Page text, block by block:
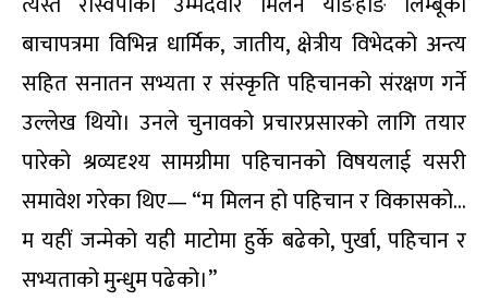
बाचापत्रमा विभिन्न धार्मिक, जातीय, क्षेत्रीय विभेदको अन्त्य
सहित सनातन सभ्यता र संस्कृति पहिचानको संरक्षण गर्ने
उल्लेख थियो। उनले चुनावको प्रचारप्रसारको लागि तयार
पारेको श्रव्यदृश्य सामग्रीमा पहिचानको विषयलाई यसरी
समावेश गरेका थिए— “म मिलन हो पहिचान र विकासको…
म यहीं जन्मेको यही माटोमा हुर्के बढेको, पुर्खा, पहिचान र
सभ्यताको मुन्धुम पढेको।”